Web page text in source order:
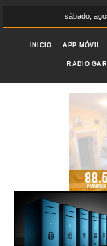
sábado,
INICIO APP MÓVIL
RADIO